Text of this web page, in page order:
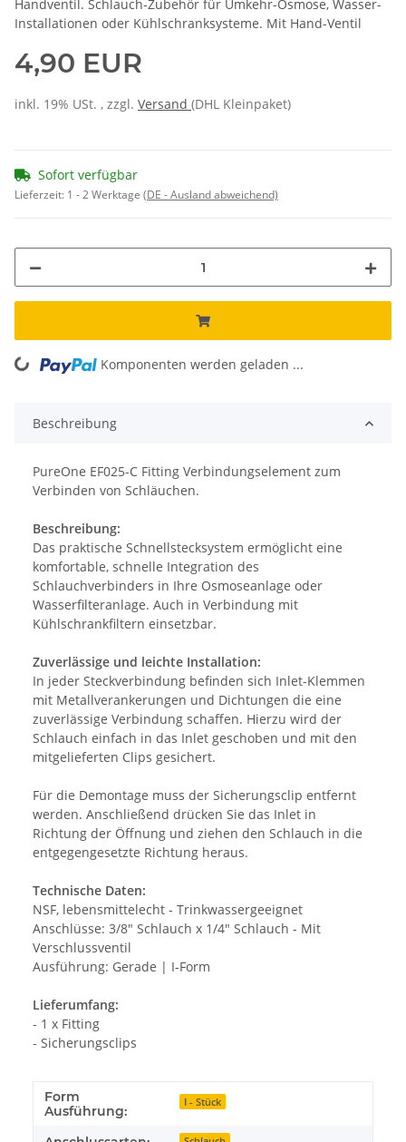
Handventil. Schlauch-Zubehör für Umkehr-Osmose, Wasser-
Installationen oder Kühlschranksysteme. Mit Hand-Ventil
4,90 EUR
inkl. 19% USt. , zzgl. Versand (DHL Kleinpaket)
Sofort verfügbar
Lieferzeit: 1 - 2 Werktage (DE - Ausland abweichend)
Komponenten werden geladen ...
Beschreibung
PureOne EF025-C Fitting Verbindungselement zum
Verbinden von Schläuchen.
Beschreibung:
Das praktische Schnellstecksystem ermöglicht eine
komfortable, schnelle Integration des
Schlauchverbinders in Ihre Osmoseanlage oder
Wasserfilteranlage. Auch in Verbindung mit
Kühlschrankfiltern einsetzbar.
Zuverlässige und leichte Installation:
In jeder Steckverbindung befinden sich Inlet-Klemmen
mit Metallverankerungen und Dichtungen die eine
zuverlässige Verbindung schaffen. Hierzu wird der
Schlauch einfach in das Inlet geschoben und mit den
mitgelieferten Clips gesichert.
Für die Demontage muss der Sicherungsclip entfernt
werden. Anschließend drücken Sie das Inlet in
Richtung der Öffnung und ziehen den Schlauch in die
entgegengesetzte Richtung heraus.
Technische Daten:
NSF, lebensmittelecht - Trinkwassergeeignet
Anschlüsse: 3/8" Schlauch x 1/4" Schlauch - Mit
Verschlussventil
Ausführung: Gerade | I-Form
Lieferumfang:
- 1 x Fitting
- Sicherungsclips
Form
Ausführung:
I - Stück